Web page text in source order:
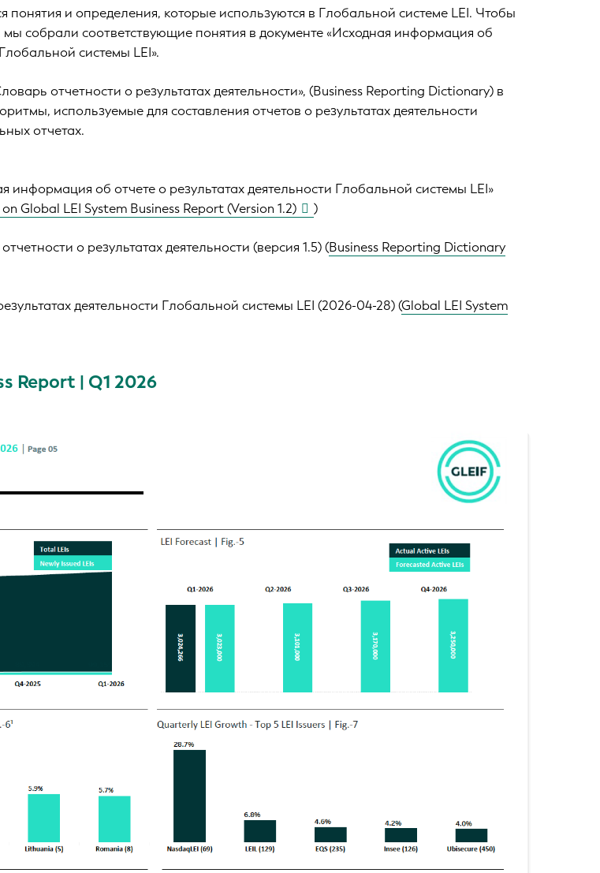
понятия и определения, которые используются в Глобальной системе LEI. Чтобы
мы собрали соответствующие понятия в документе «Исходная информация об
системы LEI».
отчетности о результатах деятельности», (Business Reporting Dictionary) в
используемые для составления отчетов о результатах деятельности
отчетах.
информация об отчете о результатах деятельности Глобальной системы LEI»
Global LEI System Business Report (Version 1.2) )
о результатах деятельности (версия 1.5) (Business Reporting Dictionary
деятельности Глобальной системы LEI (2026-04-28) (Global LEI System
Report | Q1 2026